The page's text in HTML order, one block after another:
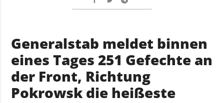
Generalstab meldet binnen
eines Tages 251 Gefechte an
der Front, Richtung
Pokrowsk die heißeste